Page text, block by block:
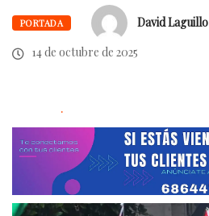
PORTADA
David Laguillo
14 de octubre de 2025
.